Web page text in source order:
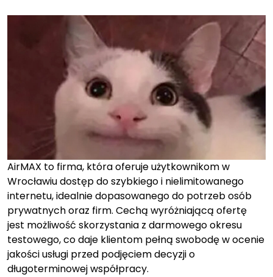
AirMAX to firma, która oferuje użytkownikom w
Wrocławiu dostęp do szybkiego i nielimitowanego
internetu, idealnie dopasowanego do potrzeb osób
prywatnych oraz firm. Cechą wyróżniającą ofertę
jest możliwość skorzystania z darmowego okresu
testowego, co daje klientom pełną swobodę w ocenie
jakości usługi przed podjęciem decyzji o
długoterminowej współpracy.